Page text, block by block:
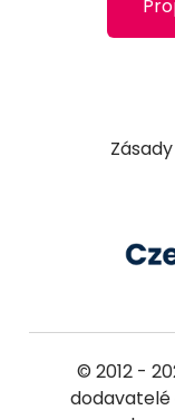
© 2012 -
dodavatelé